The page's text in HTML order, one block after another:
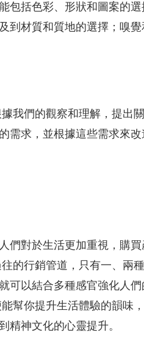
包括色彩、形狀和圖案的
到材質和質地的選擇；嗅
我們的觀察和理解，提出
需求，並根據這些需求來改
們對於生活更加重視，購
的行銷管道，只有一、兩
可以結合多種感官強化人
幫你提升生活體驗的韻味
精神文化的心靈提升。